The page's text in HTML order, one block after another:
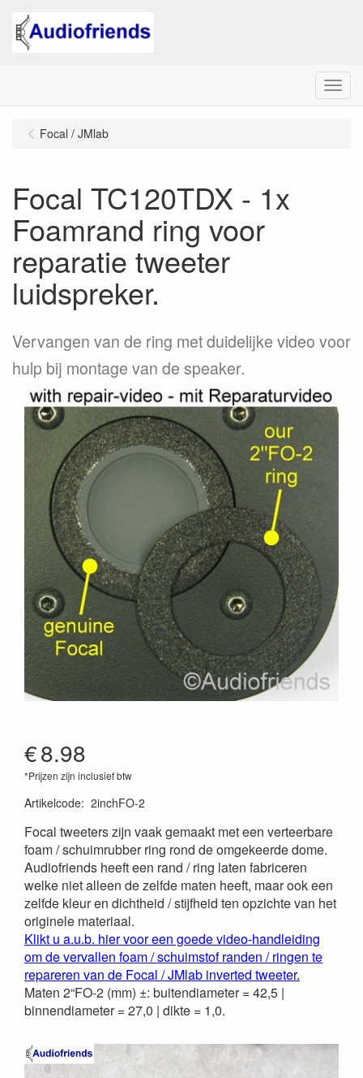
Menu
Focal / JMlab
Focal TC120TDX - 1x
Foamrand ring voor
reparatie tweeter
luidspreker.
Vervangen van de ring met duidelijke video voor
hulp bij montage van de speaker.
€8.98
*Prijzen zijn inclusief btw
Artikelcode: 2inchFO-2
Focal tweeters zijn vaak gemaakt met een verteerbare
foam / schuimrubber ring rond de omgekeerde dome.
Audiofriends heeft een rand / ring laten fabriceren
welke niet alleen de zelfde maten heeft, maar ook een
zelfde kleur en dichtheid / stijfheid ten opzichte van het
originele materiaal.
Klikt u a.u.b. hier voor een goede video-handleiding
om de vervallen foam / schuimstof randen / ringen te
repareren van de Focal / JMlab inverted tweeter.
Maten 2“FO-2 (mm) ±: buitendiameter = 42,5 |
binnendiameter = 27,0 | dikte = 1,0.